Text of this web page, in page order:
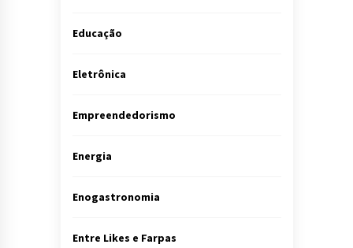
Educação
Eletrônica
Empreendedorismo
Energia
Enogastronomia
Entre Likes e Farpas